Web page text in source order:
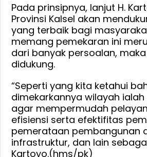
Pada prinsipnya, lanjut H.
Provinsi Kalsel akan
yang terbaik bagi
memang pemekaran ini
dari banyak persoalan,
didukung.
“Seperti yang kita ketahui
dimekarkannya wilayah
agar mempermudah
efisiensi serta efektifitas
pemerataan pembangunan
infrastruktur, dan lain
Kartoyo.(hms/pk)